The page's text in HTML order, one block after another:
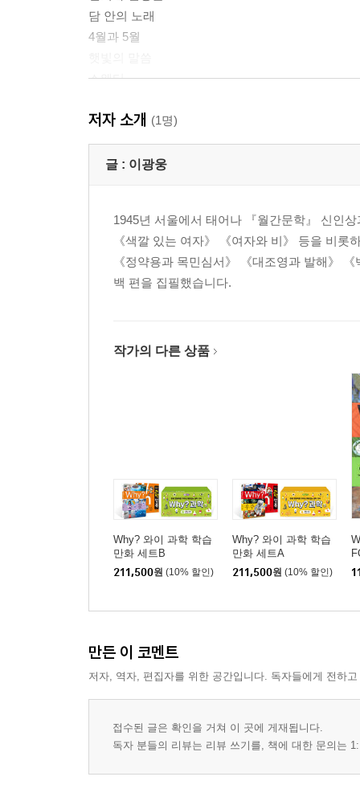
담 안의 노래
4월과 5월
스웨터
바람의 손길
이감
기다림
첫번째 봄 1
첫번째 봄 2
목숨을 걸고
기생충
당신 생각의 어렴풋한 윤곽만으로도
명시 다시 읽으며
구(舊)이리역 1
구(舊)이리역 2
총독의 사진
달동네 꽃동네
눈 다친 아이
저자 소개 (1명)
글 : 이광웅
1945년 서울에서 태어나 『월간문학』 신인
《색깔 있는 여자》 《여자와 비》 등을 비
《정약용과 목민심서》 《대조영과 발해》
백 편을 집필했습니다.
작가의 다른 상품
Why? 와이 과학 학습
만화 세트B
211,500원 (10% 할인)
Why? 와이 과학 학습
만화 세트A
211,500원 (10% 할인)
만든 이 코멘트
저자, 역자, 편집자를 위한 공간입니다. 독자들에게 전하
접수된 글은 확인을 거쳐 이 곳에 게재됩니다.
독자 분들의 리뷰는 리뷰 쓰기를, 책에 대한 문의는